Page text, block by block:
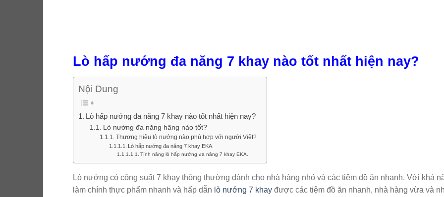
Lò hấp nướng đa năng 7 khay nào tốt nhất hiện nay?
Nội Dung
Lò hấp nướng đa năng 7 khay nào tốt nhất hiện nay?
Lò nướng đa năng hãng nào tốt?
Thương hiệu lò nướng nào phù hợp với người Việt?
Lò hấp nướng đa năng 7 khay EKA.
Tính năng lò hấp nướng đa năng 7 khay EKA.
Lò nướng có công suất 7 khay thông thường dành cho nhà hàng nhỏ và các tiệm đồ ăn nhanh. Với khả
làm chính thực phẩm nhanh và hấp dẫn lò nướng 7 khay được các tiệm đồ ăn nhanh, nhà hàng vừa và